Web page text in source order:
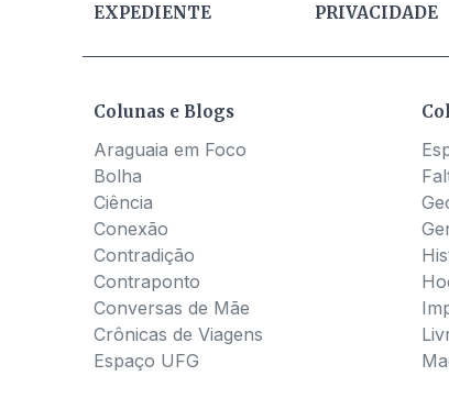
EXPEDIENTE PRIVACIDADE
Colunas e Blogs
Araguaia em Foco
Bolha
Ciência
Conexão
Contradição
Contraponto
Conversas de Mãe
Crônicas de Viagens
Espaço UFG